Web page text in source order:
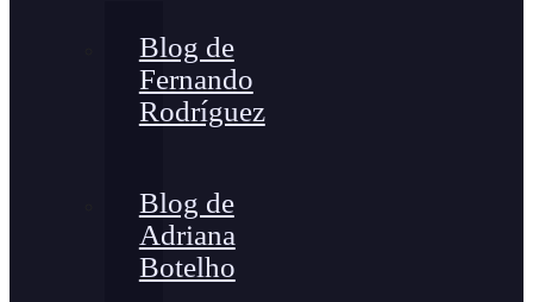
Blog de
Fernando
Rodríguez
Blog de
Adriana
Botelho